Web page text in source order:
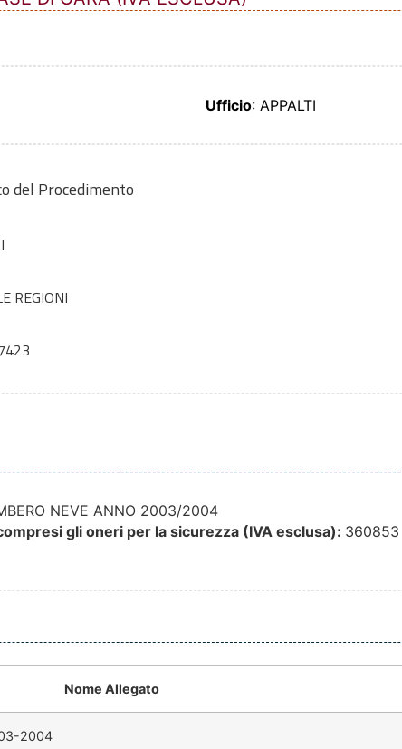
Ufficio: APPALTI
del Procedimento
REGIONI
NEVE ANNO 2003/2004
gli oneri per la sicurezza (IVA esclusa): 360853
Nome Allegato
2004